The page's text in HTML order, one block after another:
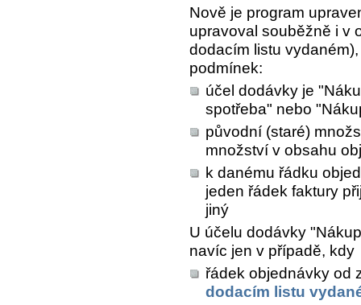
Nově je program
upravoval souběžně i v
dodacím listu
podmínek:
účel dodávky je
spotřeba" nebo
původní (staré)
množství v obsahu
k danému řádku
jeden řádek faktury
jiný
U účelu dodávky
navíc jen v případě, kdy
řádek objednávky od
dodacím listu